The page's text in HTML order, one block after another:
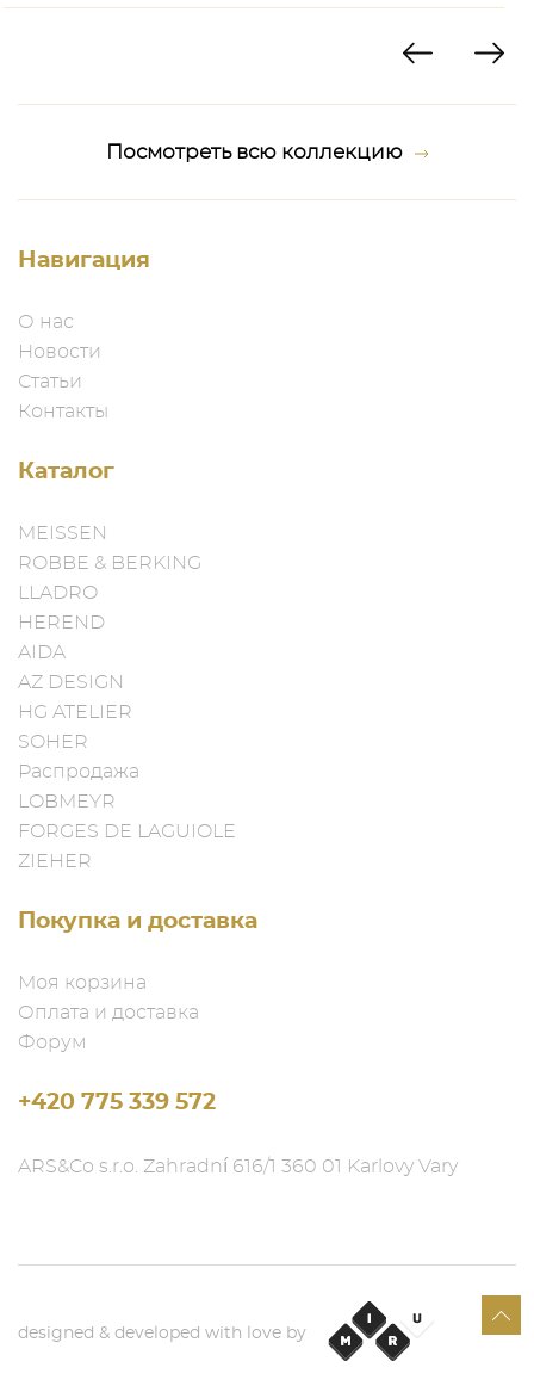
Посмотреть всю коллекцию
Навигация
О нас
Новости
Статьи
Контакты
Каталог
MEISSEN
ROBBE & BERKING
LLADRO
HEREND
AIDA
AZ DESIGN
HG ATELIER
SOHER
Распродажа
LOBMEYR
FORGES DE LAGUIOLE
ZIEHER
Покупка и доставка
Моя корзина
Оплата и доставка
Форум
+420 775 339 572
ARS&Co s.r.o. Zahradní 616/1 360 01 Karlovy Vary
designed & developed with love by